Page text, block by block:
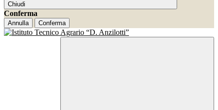
Chiudi
Conferma
Annulla Conferma